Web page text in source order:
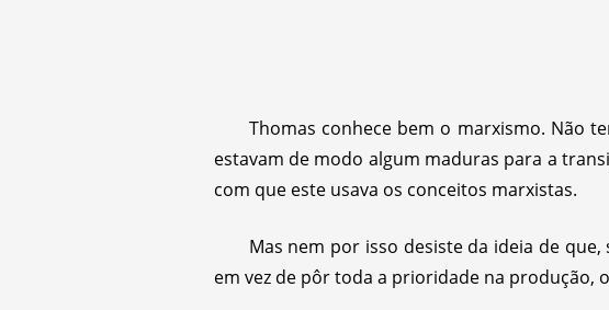
Thomas conhece bem o marxismo. Não
estavam de modo algum maduras para a
com que este usava os conceitos marxistas.
Mas nem por isso desiste da ideia de
em vez de pôr toda a prioridade na produção,